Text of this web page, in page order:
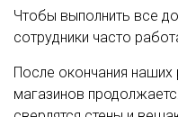
Чтобы выполнить все
сотрудники часто
После окончания наших
магазинов